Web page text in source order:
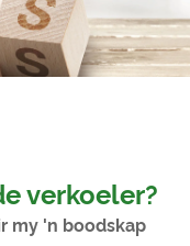
verkoeler?
my 'n boodskap